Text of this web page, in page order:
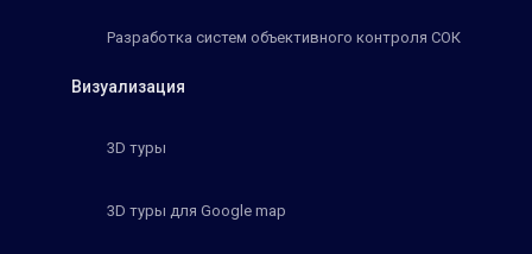
Разработка систем объективного контроля СОК
Визуализация
3D туры
3D туры для Google map